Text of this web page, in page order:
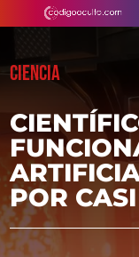
CIENCIA
POR